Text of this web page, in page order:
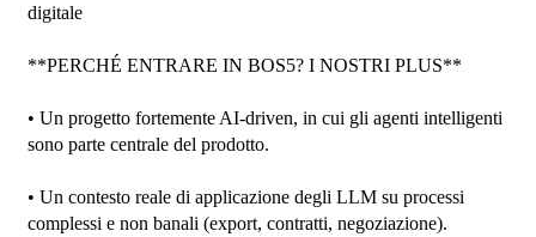
digitale
**PERCHÉ ENTRARE IN BOS5? I NOSTRI PLUS**
• Un progetto fortemente AI-driven, in cui gli agenti intelligenti
sono parte centrale del prodotto.
• Un contesto reale di applicazione degli LLM su processi
complessi e non banali (export, contratti, negoziazione).